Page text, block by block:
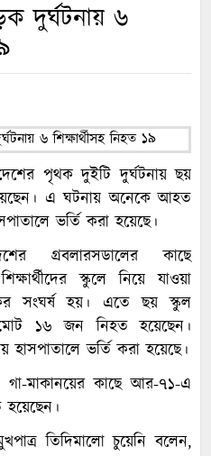
দুর্ঘটনায় ৬
পৃথক দুইটি দুর্ঘটনায় ছয়
এ ঘটনায় অনেকে আহত
ভর্তি করা হয়েছে।
গ্রবলারসডালের কাছে
স্কুলে নিয়ে যাওয়া
সংঘর্ষ হয়। এতে ছয় স্কুল
মোট ১৬ জন নিহত হয়েছেন।
ভর্তি করা হয়েছে।
মাকানয়ের কাছে আর-৭১-এ
হয়েছেন।
তিদিমালো চুয়েনি বলেন,